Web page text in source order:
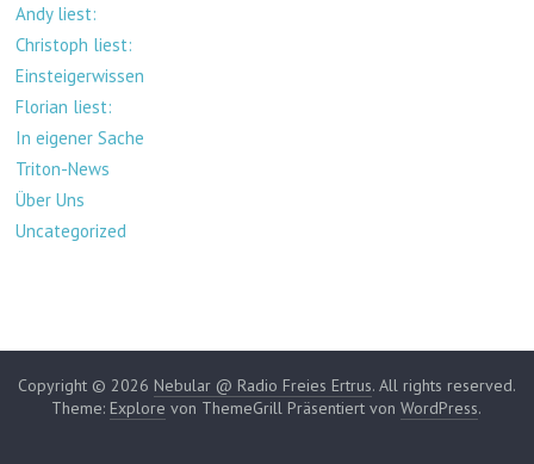
Andy liest:
Christoph liest:
Einsteigerwissen
Florian liest:
In eigener Sache
Triton-News
Über Uns
Uncategorized
Copyright © 2026 Nebular @ Radio Freies Ertrus. All rights reserved.
Theme: Explore von ThemeGrill Präsentiert vonWordPress.